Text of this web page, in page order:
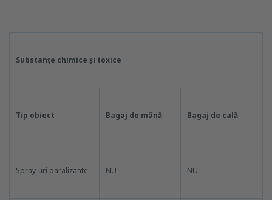
Substanțe chimice și toxice
Tip obiect Bagaj de mână Bagaj de cală
Spray-uri paralizante NU NU